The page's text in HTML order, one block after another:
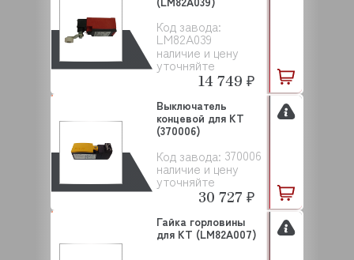
Код завода:
LM82A039
наличие и цену
уточняйте
14 749 ₽
Код завода: 370006
наличие и цену
уточняйте
Выключатель
концевой для KT
(370006)
30 727 ₽
Гайка горловины
для KT (LM82A007)